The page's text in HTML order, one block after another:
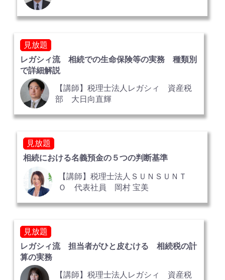
見放題
レガシィ流 相続での生命保険等の実務 種類別
で詳細解説
【講師】税理士法人レガシィ 資産税
部 大日向直輝
見放題
相続における名義預金の５つの判断基準
【講師】税理士法人ＳＵＮＳＵＮＴ
Ｏ 代表社員 岡村 宝美
見放題
レガシィ流 担当者がひと皮むける 相続税の計
算の実務
【講師】税理士法人レガシィ 資産税